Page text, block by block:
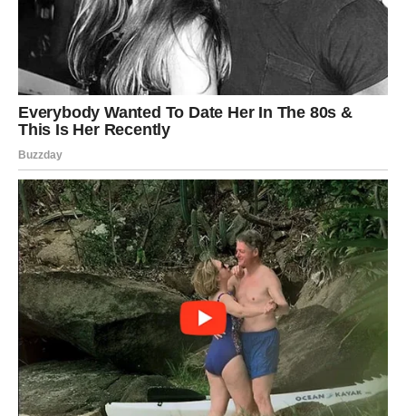
slučajno.
Sudbina vam šalje veliku promjenu
Pred vama su veoma posebni trenuci.
RIBE
Ribe ulaze u veoma emotivan period tokom kojeg će
konačno osjetiti veliko olakšanje.
Ljubav, pažnja i osjećaj sigurnosti postaju dio vaše
svakodnevice.
Duša konačno dobija ono što zaslužuje
Pred vama su trenuci puni topline i sreće.